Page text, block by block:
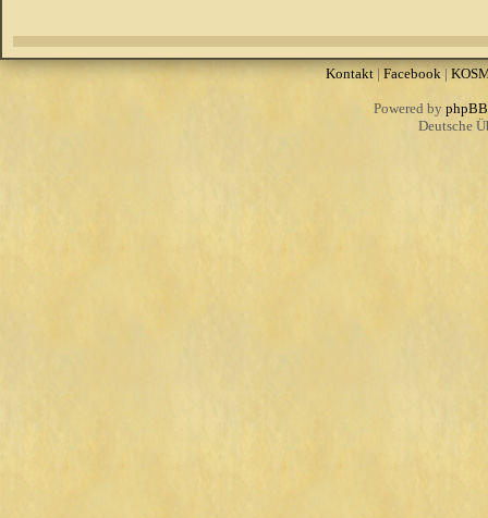
Kontakt|Facebook|
Powered by phpBB
Deutsche